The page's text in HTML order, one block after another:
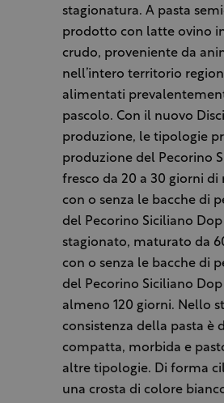
stagionatura. A pasta
prodotto con latte ovino
crudo, proveniente da
nell’intero territorio
alimentati
pascolo. Con il nuovo
produzione, le tipologie
produzione del Pecorino
fresco da 20 a 30 giorni
con o senza le bacche di
del Pecorino Siciliano
stagionato, maturato da
con o senza le bacche di
del Pecorino Siciliano
almeno 120 giorni. Nello
consistenza della pasta è
compatta, morbida e
altre tipologie. Di forma
una crosta di colore